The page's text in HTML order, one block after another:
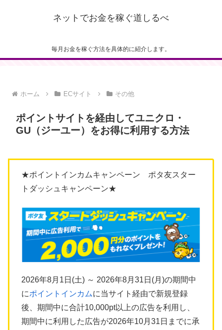
ネットでお金を稼ぐ道しるべ
毎月お金を稼ぐ方法を具体的に紹介します。
ホーム ECサイト その他
ポイントサイトを経由してユニクロ・
GU（ジーユー）をお得に利用する方法
★ポイントインカムキャンペーン ポタ友スター
トダッシュキャンペーン★
2026年8月1日(土) ～ 2026年8月31日(月)の期間中
にポイントインカムに当サイト経由で新規登録
後、期間中に合計10,000pt以上の広告を利用し、
期間中に利用した広告が2026年10月31日までに承